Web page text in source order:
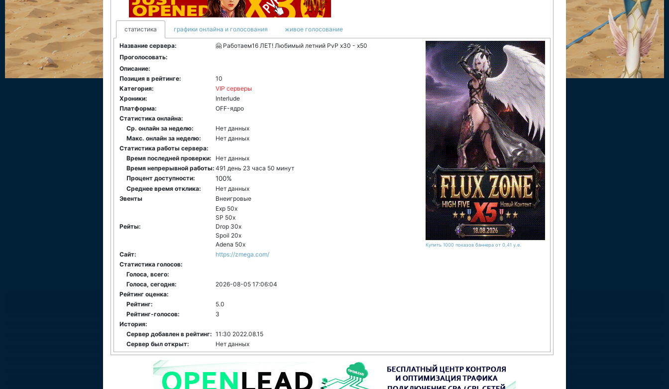
статистика графики онлайна и голосования живое голосование
Купить 1000 показов баннера от 0,41 у.е.
Название сервера:
🤗 Работаем16 ЛЕТ! Любимый летний PvP x30 - x50
Проголосовать:
Описание:
Позиция в рейтинге:
10
Категория:
VIP серверы
Хроники:
Interlude
Платформа:
ОFF-ядро
Статистика онлайна:
Ср. онлайн за неделю:
Нет данных
Макс. онлайн за неделю:
Нет данных
Статистика работы сервера:
Время последней проверки:
Нет данных
Время непрерывной работы: 491 день 23 часа 50 минут
Процент доступности:
100%
Среднее время отклика:
Нет данных
Эвенты
Внеигровые
Рейты:
Exp 50x
SP 50x
Drop 30x
Spoil 20x
Adena 50x
Сайт:
https://zmega.com/
Статистика голосов:
Голоса, всего:
Голоса, сегодня:
2026-08-05 17:06:04
Рейтинг оценка:
Рейтинг:
5.0
Рейтинг-голосов:
3
История:
Сервер добавлен в рейтинг: 11:30 2022.08.15
Сервер был открыт:
Нет данных